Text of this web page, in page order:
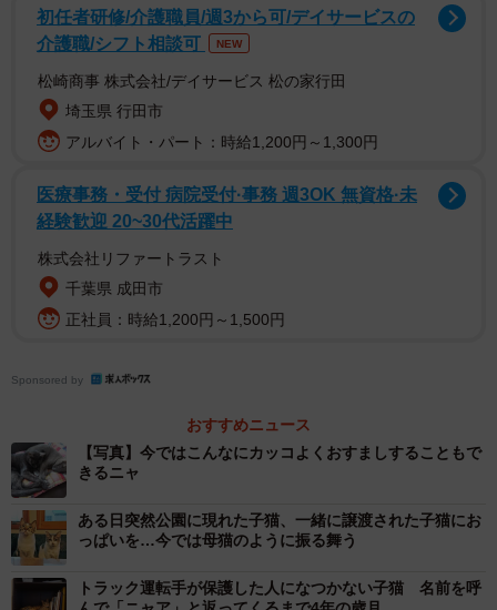
遊んで疲れたら一緒にお昼寝。ひなたちゃん（左）、ひまりちゃん
（右）
2014年9月、茨城県に住んでいた金子さんは、愛犬を連れ
て夕方の散歩をしていた。家の近くを歩いていると、どこ
かから子猫の鳴き声が聞こえてきた。ミイミイという鳴き
を7匹飼っていて、さすがにもうこれ以上飼えないと思って
が悪かったこともあり、泣き叫ぶように鳴いている子猫を
放っておけなかったという。金子さんは引き返して、廃墟
のような家が建つ敷地の草むらに入って猫を探した。
なんとそこには生まれたての子猫が2匹いて、1匹はへその
緒がついていた。目も開いていなかったが、なぜか母猫は
いなかった。「母猫が戻ってくるかもしれない」と思った
金子さんは、しばらく、その場で待ってみた。しかし、20
分ほどしても母猫は現れなかったという。
「母猫が現れなかったら保護するつもりでした。雨も強く
なってきたので、このままだと死んでしまうと思い保護し
初任者研修/介護職員/週3から可/デイサービスの
介護職/シフト相談可
NEW
松崎商事 株式会社/デイサービス 松の家行田
埼玉県 行田市
アルバイト・パート：時給1,200円～1,300円
医療事務・受付 病院受付·事務 週3OK 無資格·未
経験歓迎 20~30代活躍中
株式会社リファートラスト
千葉県 成田市
正社員：時給1,200円～1,500円
Sponsored by
おすすめニュース
【写真】今ではこんなにカッコよくおすましすることもで
きるニャ
ある日突然公園に現れた子猫、一緒に譲渡された子猫にお
っぱいを…今では母猫のように振る舞う
トラック運転手が保護した人になつかない子猫 名前を呼